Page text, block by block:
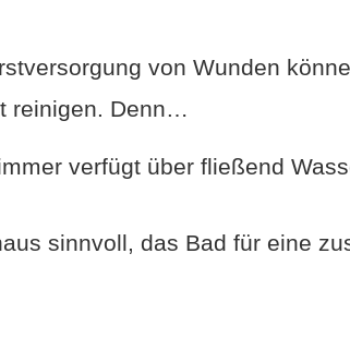
von Wunden
reinigen. Denn…
verfügt über fließend
sinnvoll, das Bad für eine